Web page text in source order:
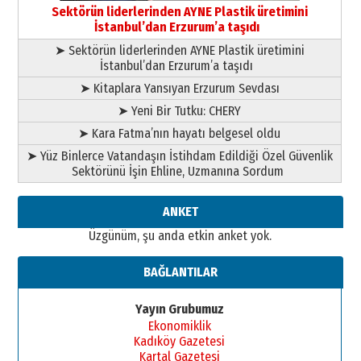
09 Ağustos 2026 Pazar
Sektörün liderlerinden AYNE Plastik üretimini
İstanbul’dan Erzurum’a taşıdı
➤ Sektörün liderlerinden AYNE Plastik üretimini
İstanbul’dan Erzurum’a taşıdı
➤ Kitaplara Yansıyan Erzurum Sevdası
➤ Yeni Bir Tutku: CHERY
➤ Kara Fatma’nın hayatı belgesel oldu
➤ Yüz Binlerce Vatandaşın İstihdam Edildiği Özel Güvenlik
Sektörünü İşin Ehline, Uzmanına Sordum
ANKET
Üzgünüm, şu anda etkin anket yok.
BAĞLANTILAR
Yayın Grubumuz
Ekonomiklik
Kadıköy Gazetesi
Kartal Gazetesi